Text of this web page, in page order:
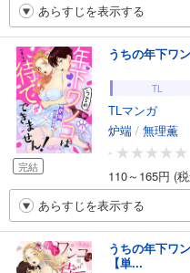
あらすじを表示する
完結
うちの年下ワ
TL
TLマンガ
炉端 / 無理薫
-
110～165円 (
あらすじを表示する
うちの年下ワ
【単...